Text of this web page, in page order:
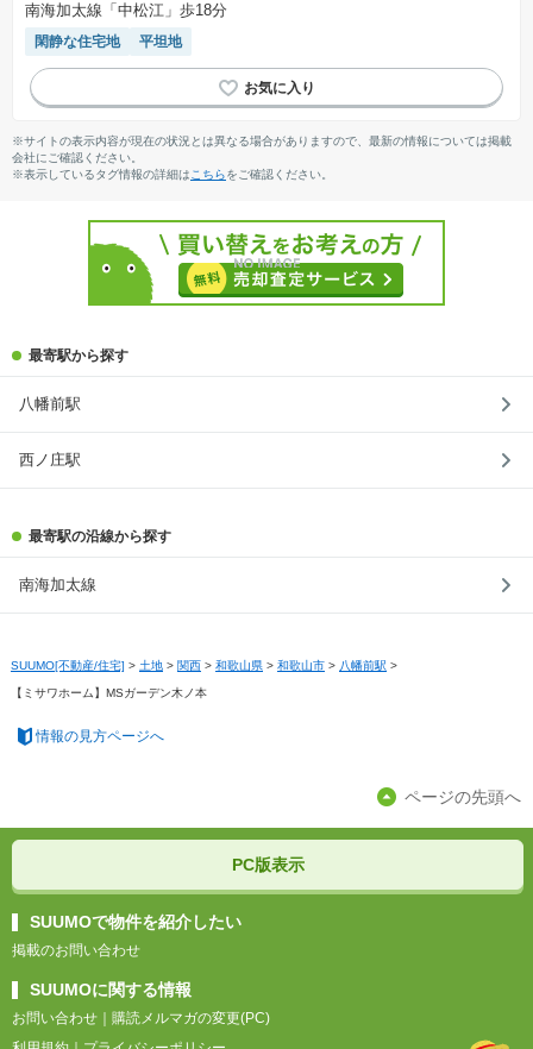
南海加太線「中松江」歩18分
閑静な住宅地 平坦地
※サイトの表示内容が現在の状況とは異なる場合がありますので、最新の情報については掲載
会社にご確認ください。
※表示しているタグ情報の詳細は こちらをご確認ください。
最寄駅から探す
八幡前駅
西ノ庄駅
最寄駅の沿線から探す
南海加太線
SUUMO[不動産/住宅] > 土地 > 関西 > 和歌山県 > 和歌山市 > 八幡前駅 >
【ミサワホーム】MSガーデン木ノ本
情報の見方ページへ
ページの先頭へ
PC版表示
SUUMOで物件を紹介したい
掲載のお問い合わせ
SUUMOに関する情報
お問い合わせ
購読メルマガの変更(PC)